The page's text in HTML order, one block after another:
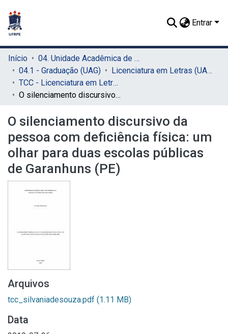
Entrar
Início
04. Unidade Acadêmica de Garanhuns (UAG)
04.1 - Graduação (UAG)
Licenciatura em Letras (UAG)
TCC - Licenciatura em Letras (UAG)
O silenciamento discursivo da pessoa com deficiência física: um olhar para duas escolas públicas de Garanhuns (PE)
O silenciamento discursivo da
pessoa com deficiência física: um
olhar para duas escolas públicas
de Garanhuns (PE)
Arquivos
tcc_silvaniadesouza.pdf (1.11 MB)
Data